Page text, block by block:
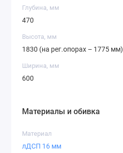
Глубина, мм
470
Высота, мм
1830 (на рег.опорах – 1775 мм)
Ширина, мм
600
Материалы и обивка
Материал
лДСП 16 мм